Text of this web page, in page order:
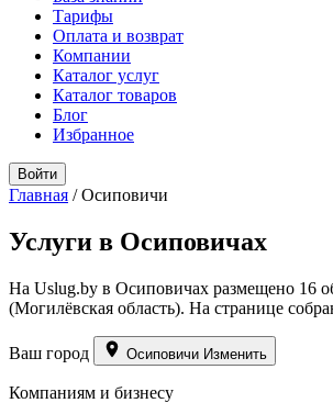
Тарифы
Оплата и возврат
Компании
Каталог услуг
Каталог товаров
Блог
Избранное
Войти
Главная / Осиповичи
Услуги в Осиповичах
На Uslug.by в Осиповичах размещено 16
(Могилёвская область). На странице
Ваш город Осиповичи Изменить
Компаниям и бизнесу